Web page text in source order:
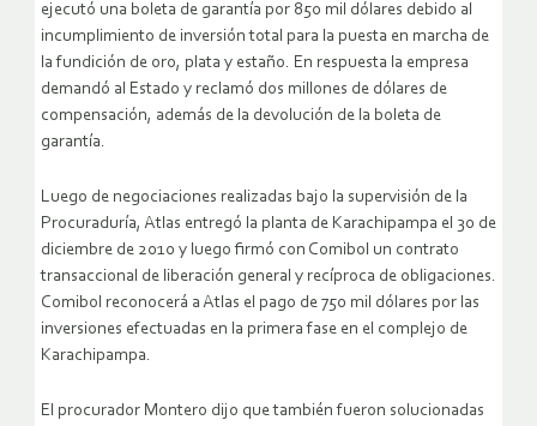
ejecutó una boleta de garantía por 850 mil dólares debido al
incumplimiento de inversión total para la puesta en marcha de
la fundición de oro, plata y estaño. En respuesta la empresa
demandó al Estado y reclamó dos millones de dólares de
compensación, además de la devolución de la boleta de
garantía.
Luego de negociaciones realizadas bajo la supervisión de la
Procuraduría, Atlas entregó la planta de Karachipampa el 30 de
diciembre de 2010 y luego firmó con Comibol un contrato
transaccional de liberación general y recíproca de obligaciones.
Comibol reconocerá a Atlas el pago de 750 mil dólares por las
inversiones efectuadas en la primera fase en el complejo de
Karachipampa.
El procurador Montero dijo que también fueron solucionadas